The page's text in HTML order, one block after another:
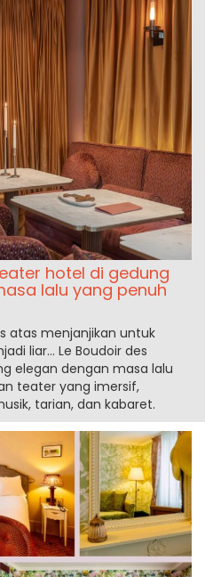
hotel di gedung
lalu yang penuh
atas menjanjikan untuk
liar... Le Boudoir des
elegan dengan masa lalu
teater yang imersif,
tarian, dan kabaret.